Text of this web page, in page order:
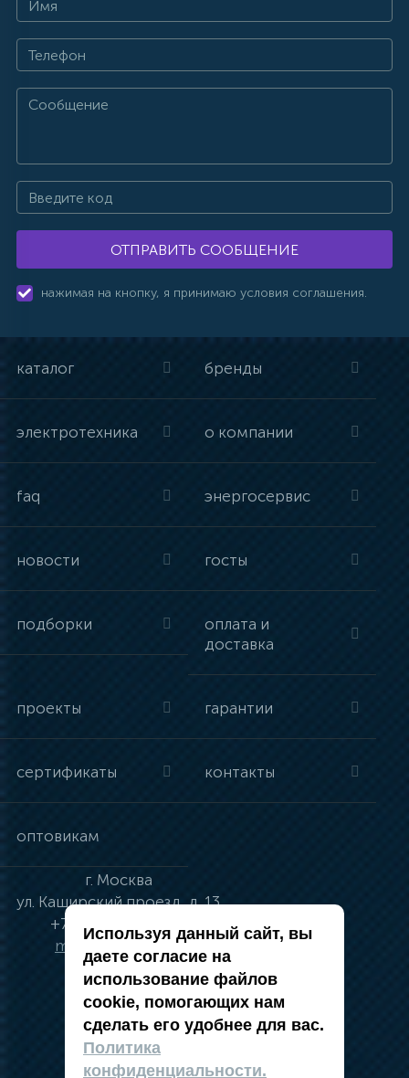
ОТПРАВИТЬ СООБЩЕНИЕ
нажимая на кнопку, я принимаю условия соглашения.
каталог бренды
электротехника о компании
faq энергосервис
новости госты
подборки
оплата и
доставка
проекты гарантии
сертификаты контакты
оптовикам
г. Москва
ул. Каширский проезд, д. 13
+7 (495) 134-41-83
moskva@vincci.ru
политика в отношении обработки
персональных данных
публичная оферта
Используя данный сайт, вы
даете согласие на
использование файлов
cookie, помогающих нам
сделать его удобнее для вас.
Политика
конфиденциальности.